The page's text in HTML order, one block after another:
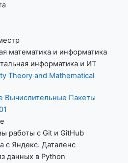
математика и информатика
информатика и ИТ
Theory and Mathematical
Вычислительные Пакеты
работы с Git и GitHub
с Яндекс. Даталенс
данных в Python